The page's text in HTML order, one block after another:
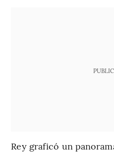
Rey graficó un